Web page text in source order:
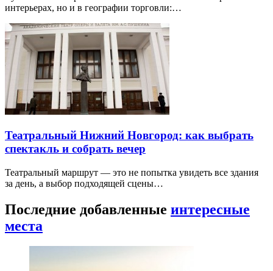
интерьерах, но и в географии торговли:…
Театральный Нижний Новгород: как выбрать
спектакль и собрать вечер
Театральный маршрут — это не попытка увидеть все здания
за день, а выбор подходящей сцены…
Последние добавленные интересные
места